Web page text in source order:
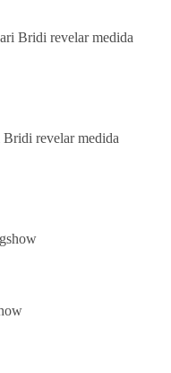
revelar medida